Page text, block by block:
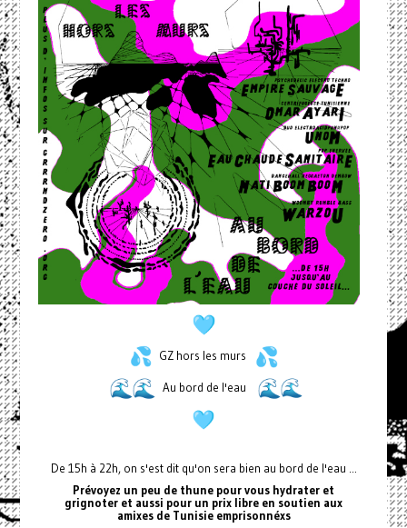
GZ hors les murs
Au bord de l'eau
De 15h à 22h, on s'est dit qu'on sera bien au bord de l'eau ...
Prévoyez un peu de thune pour vous hydrater et
grignoter et aussi pour un prix libre en soutien aux
amixes de Tunisie emprisonnéxs